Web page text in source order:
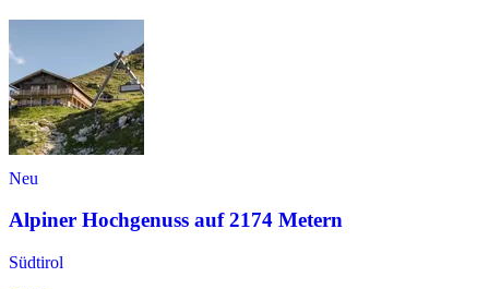
Neu
Alpiner Hochgenuss auf 2174 Metern
Südtirol